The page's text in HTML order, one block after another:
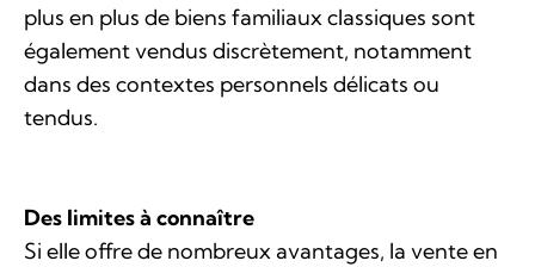
plus en plus de biens familiaux classiques sont
également vendus discrètement, notamment
dans des contextes personnels délicats ou
tendus.
Des limites à connaître
Si elle offre de nombreux avantages, la vente en